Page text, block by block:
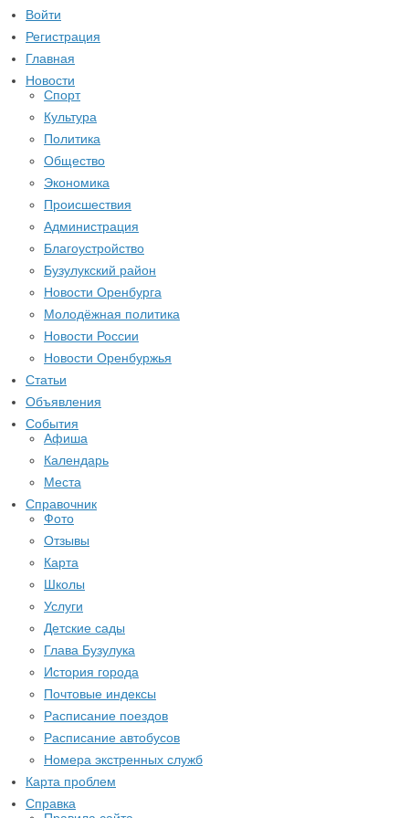
Войти
Регистрация
Главная
Новости
Спорт
Культура
Политика
Общество
Экономика
Происшествия
Администрация
Благоустройство
Бузулукский район
Новости Оренбурга
Молодёжная политика
Новости России
Новости Оренбуржья
Статьи
Объявления
События
Афиша
Календарь
Места
Справочник
Фото
Отзывы
Карта
Школы
Услуги
Детские сады
Глава Бузулука
История города
Почтовые индексы
Расписание поездов
Расписание автобусов
Номера экстренных служб
Карта проблем
Справка